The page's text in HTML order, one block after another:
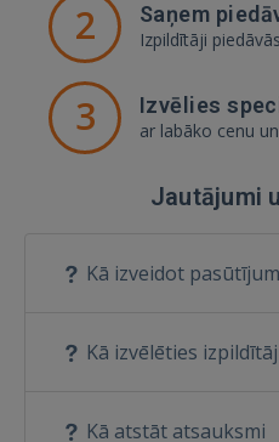
2 Saņem
Izpildītāji
3 Izvēlies
ar labāko cenu
Jautājumi
Kā izveidot
Kā izvēlēties
Kā atstāt atsauksmi